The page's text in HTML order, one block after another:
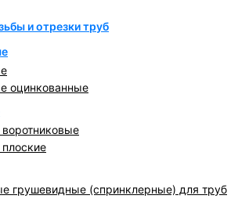
и отрезки труб
оцинкованные
грушевидные (спринклерные) для труб